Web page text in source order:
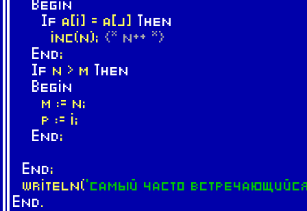
Begin
If a[i] = a[j] Then
inc(n); {* n++ *}
End;
If n > m Then
Begin
m := n;
p := i;
End;
End;
writeln('самый часто
End.